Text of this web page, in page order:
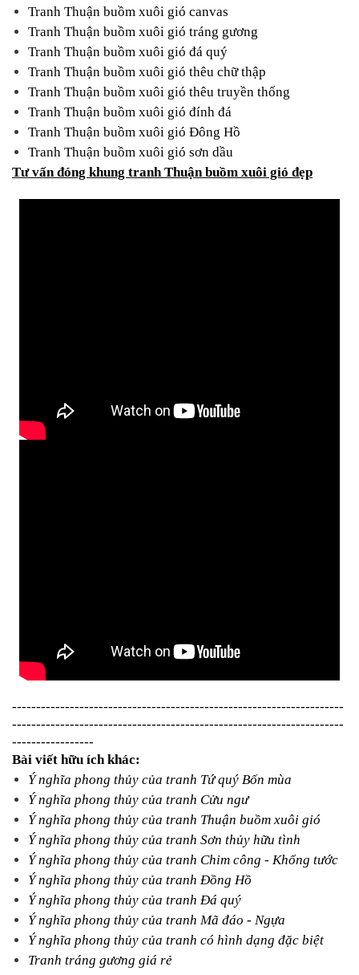
Tranh Thuận buồm xuôi gió canvas
Tranh Thuận buồm xuôi gió tráng gương
Tranh Thuận buồm xuôi gió đá quý
Tranh Thuận buồm xuôi gió thêu chữ thập
Tranh Thuận buồm xuôi gió thêu truyền thống
Tranh Thuận buồm xuôi gió đính đá
Tranh Thuận buồm xuôi gió Đông Hồ
Tranh Thuận buồm xuôi gió sơn dầu
Tư vấn đóng khung tranh Thuận buồm xuôi gió đẹp
---------------------------------------------------------------------
---------------------------------------------------------------------
-----------------
Bài viết hữu ích khác:
Ý nghĩa phong thủy của tranh Tứ quý Bốn mùa
Ý nghĩa phong thủy của tranh Cửu ngư
Ý nghĩa phong thủy của tranh Thuận buồm xuôi gió
Ý nghĩa phong thủy của tranh Sơn thủy hữu tình
Ý nghĩa phong thủy của tranh Chim công - Khổng tước
Ý nghĩa phong thủy của tranh Đồng Hồ
Ý nghĩa phong thủy của tranh Đá quý
Ý nghĩa phong thủy của tranh Mã đáo - Ngựa
Ý nghĩa phong thủy của tranh có hình dạng đặc biệt
Tranh tráng gương giá rẻ